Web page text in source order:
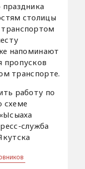
столицы
напоминают
пропусков
транспорте.
работу по
схеме
служба